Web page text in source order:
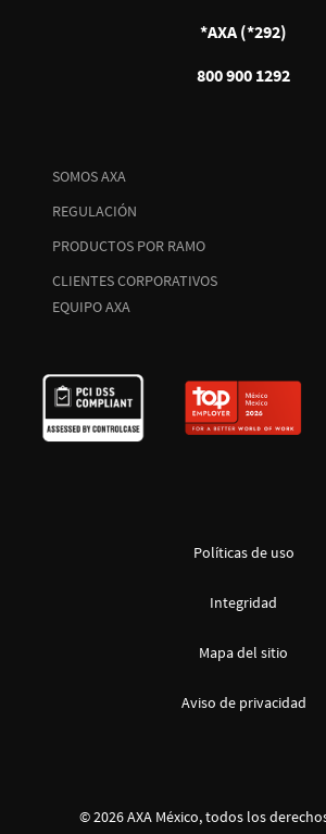
*AXA (*292)
800 900 1292
SOMOS AXA
REGULACIÓN
PRODUCTOS POR RAMO
CLIENTES CORPORATIVOS
EQUIPO AXA
Políticas de uso
Integridad
Mapa del sitio
Aviso de privacidad
© 2026 AXA México, todos los